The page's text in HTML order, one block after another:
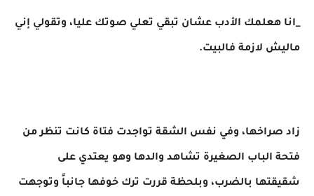
_انا هعلمك الأدب عشان تبقي تعلي صوتك عليا، وتقولي إني
ماليش لازمة فالبيت.
زاد صراخها، وفي نفس الشقة تواجدت فتاة كانت تنظر من
فتحة الباب الصغيرة تشاهد والدها وهو يعتدي على
شقيقتها بالضرب، وبلحظة قررت ترك خوفها جانباً وتوجهت